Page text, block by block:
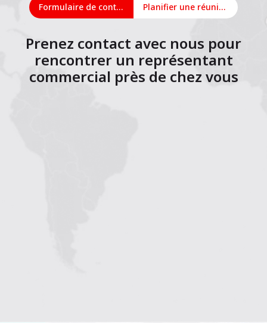
Formulaire de contact Planifier une réunion en ligne
Prenez contact avec nous pour
rencontrer un représentant
commercial près de chez vous